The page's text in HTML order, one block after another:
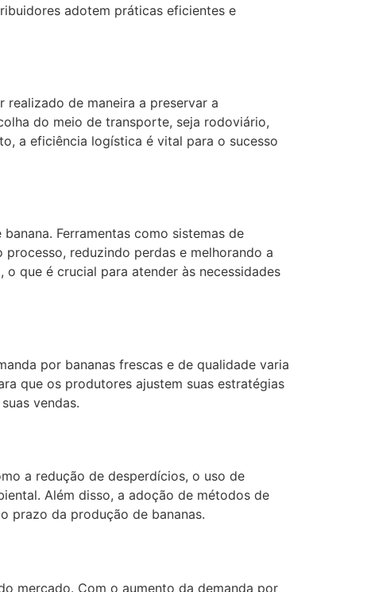
adotem práticas eficientes e
de maneira a preservar a
do meio de transporte, seja rodoviário,
a eficiência logística é vital para o sucesso
Ferramentas como sistemas de
reduzindo perdas e melhorando a
que é crucial para atender às necessidades
por bananas frescas e de qualidade varia
que os produtores ajustem suas estratégias
vendas.
a redução de desperdícios, o uso de
Além disso, a adoção de métodos de
prazo da produção de bananas.
mercado. Com o aumento da demanda por